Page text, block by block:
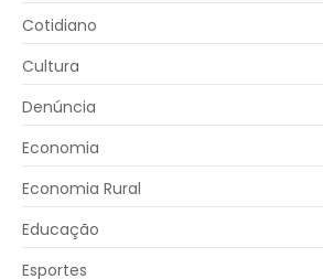
Cotidiano
Cultura
Denúncia
Economia
Economia Rural
Educação
Esportes